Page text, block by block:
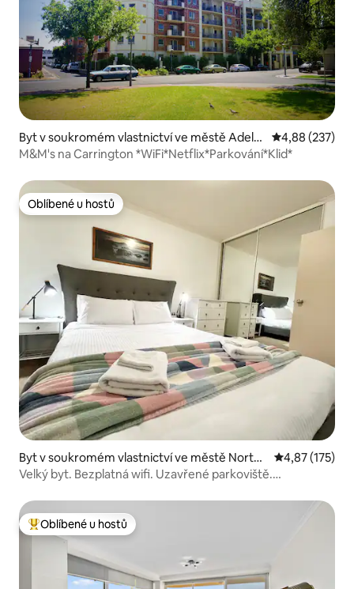
Byt v soukromém vlastnictví ve městě Adelai
de
Průměrné
4,88 (237)
M&M's na Carrington *WiFi*Netflix*Parkování*Klid*
Oblíbené u hostů
Oblíbené u hostů
Byt v soukromém vlastnictví ve městě North
Adelaide
Průměrné
4,87 (175)
Velký byt. Bezplatná wifi. Uzavřené parkoviště.
Nejlepší v kategorii Oblíbené u hostů
Oblíbené u hostů